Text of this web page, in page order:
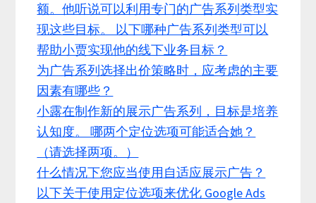
额。他听说可以利用专门的广告系列类型实
现这些目标。 以下哪种广告系列类型可以
帮助小贾实现他的线下业务目标？
为广告系列选择出价策略时，应考虑的主要
因素有哪些？
小露在制作新的展示广告系列，目标是培养
认知度。 哪两个定位选项可能适合她？
（请选择两项。）
什么情况下您应当使用自适应展示广告？
以下关于使用定位选项来优化 Google Ads